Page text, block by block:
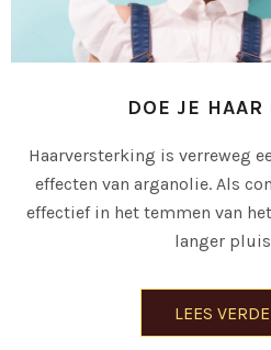
DOE JE HAAR
Haarversterking is verreweg
effecten van arganolie. Als
effectief in het temmen van
langer
LEES